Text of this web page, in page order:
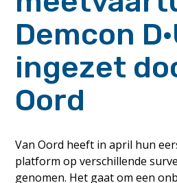
Demcon
ingezet
Oord
Van Oord heeft in april hun
platform op verschillende
genomen. Het gaat om een